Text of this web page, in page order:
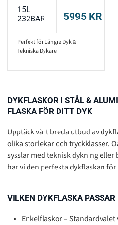
15L
232BAR
5995 KR
Perfekt för Längre Dyk &
Tekniska Dykare
DYKFLASKOR I STÅL &
FLASKA FÖR DITT DYK
Upptäck vårt breda utbud av
olika storlekar och tryckklasser.
sysslar med teknisk dykning eller
har vi den perfekta dykflaskan för
VILKEN DYKFLASKA PASSAR
Enkelflaskor –